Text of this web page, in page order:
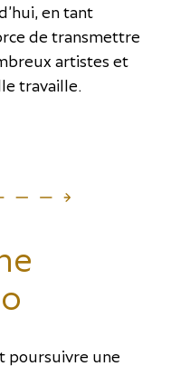
en tant
de transmettre
artistes et
travaille.
poursuivre une